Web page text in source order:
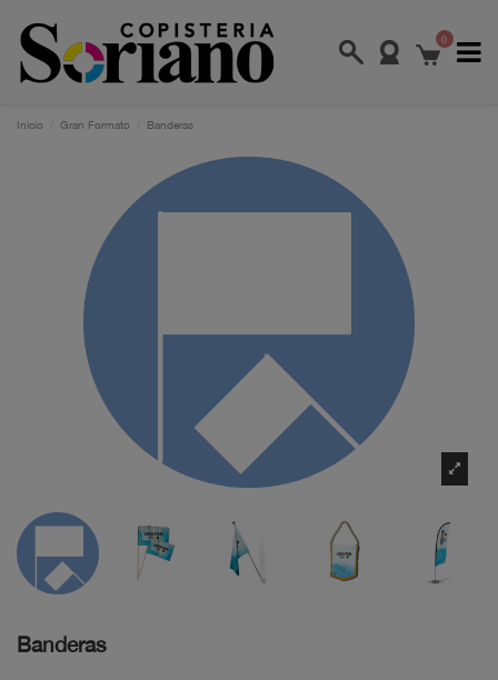
0
Inicio Gran Formato Banderas
Banderas